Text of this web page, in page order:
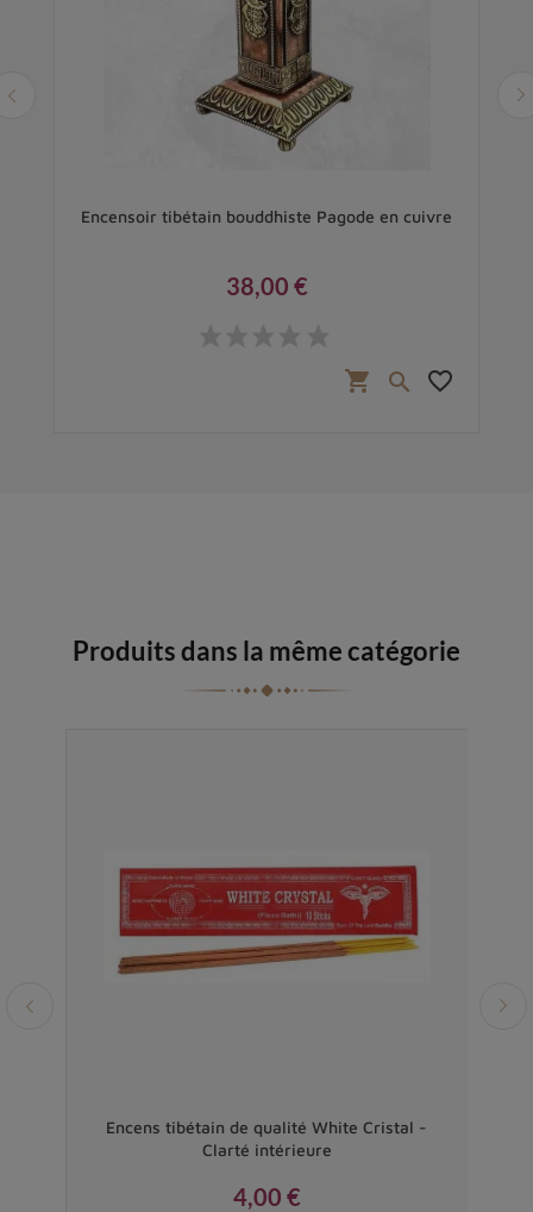
Encensoir tibétain bouddhiste Pagode en cuivre
38,00 €
shopping_cart  favorite_border
Produits dans la même catégorie
Encens tibétain de qualité White Cristal -
Clarté intérieure
4,00 €